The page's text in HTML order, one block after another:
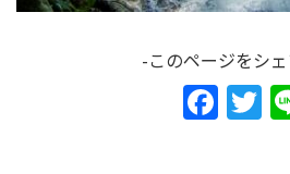
-このページをシ
F T